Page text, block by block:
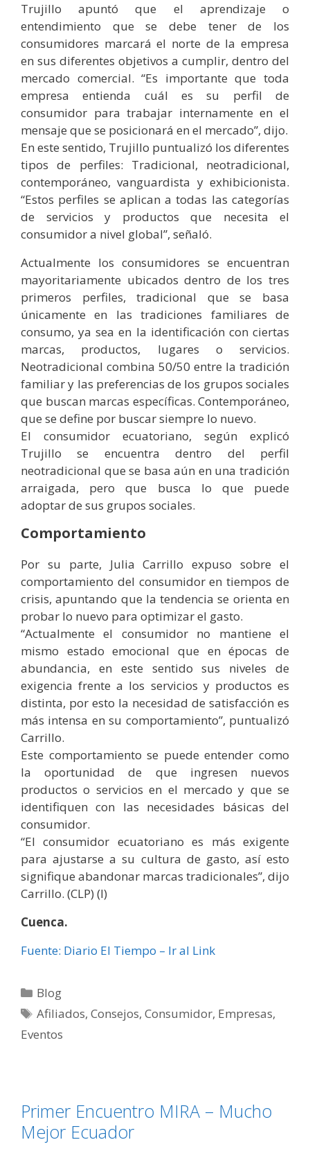
Trujillo apuntó que el aprendizaje o
entendimiento que se debe tener de los
consumidores marcará el norte de la empresa
en sus diferentes objetivos a cumplir, dentro del
mercado comercial. “Es importante que toda
empresa entienda cuál es su perfil de
consumidor para trabajar internamente en el
mensaje que se posicionará en el mercado”, dijo.
En este sentido, Trujillo puntualizó los diferentes
tipos de perfiles: Tradicional, neotradicional,
contemporáneo, vanguardista y exhibicionista.
“Estos perfiles se aplican a todas las categorías
de servicios y productos que necesita el
consumidor a nivel global”, señaló.
Actualmente los consumidores se encuentran
mayoritariamente ubicados dentro de los tres
primeros perfiles, tradicional que se basa
únicamente en las tradiciones familiares de
consumo, ya sea en la identificación con ciertas
marcas, productos, lugares o servicios.
Neotradicional combina 50/50 entre la tradición
familiar y las preferencias de los grupos sociales
que buscan marcas específicas. Contemporáneo,
que se define por buscar siempre lo nuevo.
El consumidor ecuatoriano, según explicó
Trujillo se encuentra dentro del perfil
neotradicional que se basa aún en una tradición
arraigada, pero que busca lo que puede
adoptar de sus grupos sociales.
Comportamiento
Por su parte, Julia Carrillo expuso sobre el
comportamiento del consumidor en tiempos de
crisis, apuntando que la tendencia se orienta en
probar lo nuevo para optimizar el gasto.
“Actualmente el consumidor no mantiene el
mismo estado emocional que en épocas de
abundancia, en este sentido sus niveles de
exigencia frente a los servicios y productos es
distinta, por esto la necesidad de satisfacción es
más intensa en su comportamiento”, puntualizó
Carrillo.
Este comportamiento se puede entender como
la oportunidad de que ingresen nuevos
productos o servicios en el mercado y que se
identifiquen con las necesidades básicas del
consumidor.
“El consumidor ecuatoriano es más exigente
para ajustarse a su cultura de gasto, así esto
signifique abandonar marcas tradicionales”, dijo
Carrillo. (CLP) (I)
Cuenca.
Fuente: Diario El Tiempo – Ir al Link
Blog
Afiliados,Consejos,Consumidor, Empresas,
Eventos
Primer Encuentro MIRA – Mucho
Mejor Ecuador